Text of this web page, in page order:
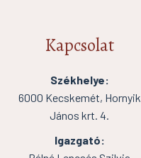
Kapcsolat
Székhelye:
6000 Kecskemét, Hornyik
János krt. 4.
Igazgató: